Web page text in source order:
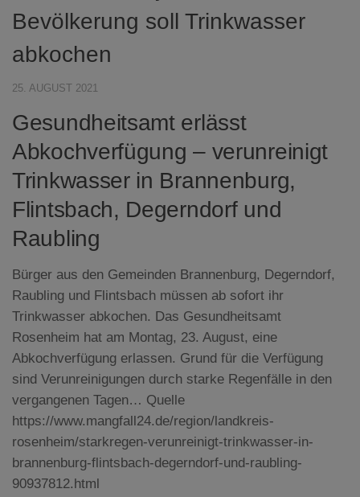
Bevölkerung soll Trinkwasser
abkochen
25. AUGUST 2021
Gesundheitsamt erlässt
Abkochverfügung – verunreinigt
Trinkwasser in Brannenburg,
Flintsbach, Degerndorf und
Raubling
Bürger aus den Gemeinden Brannenburg, Degerndorf,
Raubling und Flintsbach müssen ab sofort ihr
Trinkwasser abkochen. Das Gesundheitsamt
Rosenheim hat am Montag, 23. August, eine
Abkochverfügung erlassen. Grund für die Verfügung
sind Verunreinigungen durch starke Regenfälle in den
vergangenen Tagen… Quelle
https://www.mangfall24.de/region/landkreis-
rosenheim/starkregen-verunreinigt-trinkwasser-in-
brannenburg-flintsbach-degerndorf-und-raubling-
90937812.html